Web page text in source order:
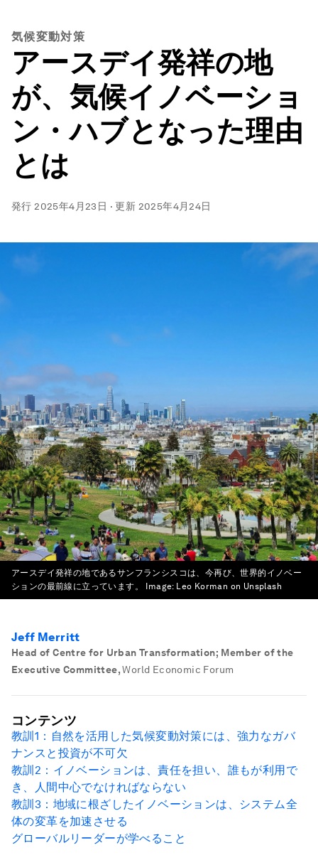
気候変動対策
アースデイ発祥の地
が、気候イノベーショ
ン・ハブとなった理由
とは
発行2025年4月23日 ·更新 2025年4月24日
アースデイ発祥の地であるサンフランシスコは、今再び、世界的イノベー
ションの最前線に立っています。
Image: Leo Korman on Unsplash
Jeff Merritt
Head of Centre for Urban Transformation; Member of the
Executive Committee, World Economic Forum
コンテンツ
教訓1：自然を活用した気候変動対策には、強力なガバ
ナンスと投資が不可欠
教訓2：イノベーションは、責任を担い、誰もが利用で
き、人間中心でなければならない
教訓3：地域に根ざしたイノベーションは、システム全
体の変革を加速させる
グローバルリーダーが学べること